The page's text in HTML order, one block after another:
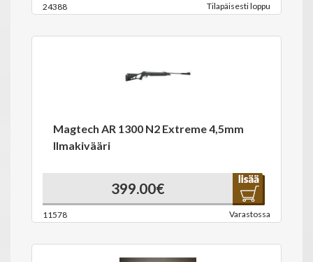
24388 Tilapäisesti loppu
Magtech AR 1300 N2 Extreme 4,5mm
Ilmakivääri
399.00€
11578 Varastossa